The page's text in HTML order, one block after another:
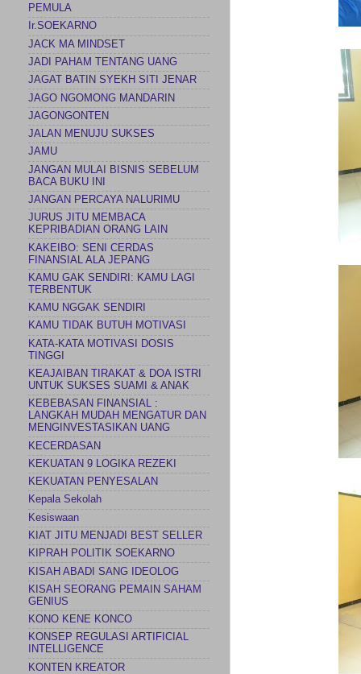
PEMULA
Ir.SOEKARNO
JACK MA MINDSET
JADI PAHAM TENTANG UANG
JAGAT BATIN SYEKH SITI JENAR
JAGO NGOMONG MANDARIN
JAGONGONTEN
JALAN MENUJU SUKSES
JAMU
JANGAN MULAI BISNIS SEBELUM
BACA BUKU INI
JANGAN PERCAYA NALURIMU
JURUS JITU MEMBACA
KEPRIBADIAN ORANG LAIN
KAKEIBO: SENI CERDAS
FINANSIAL ALA JEPANG
KAMU GAK SENDIRI: KAMU LAGI
TERBENTUK
KAMU NGGAK SENDIRI
KAMU TIDAK BUTUH MOTIVASI
KATA-KATA MOTIVASI DOSIS
TINGGI
KEAJAIBAN TIRAKAT & DOA ISTRI
UNTUK SUKSES SUAMI & ANAK
KEBEBASAN FINANSIAL :
LANGKAH MUDAH MENGATUR DAN
MENGINVESTASIKAN UANG
KECERDASAN
KEKUATAN 9 LOGIKA REZEKI
KEKUATAN PENYESALAN
Kepala Sekolah
Kesiswaan
KIAT JITU MENJADI BEST SELLER
KIPRAH POLITIK SOEKARNO
KISAH ABADI SANG IDEOLOG
KISAH SEORANG PEMAIN SAHAM
GENIUS
KONO KENE KONCO
KONSEP REGULASI ARTIFICIAL
INTELLIGENCE
KONTEN KREATOR